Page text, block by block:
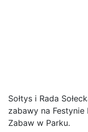
Sołtys i Rada
zabawy na
Zabaw w Parku.